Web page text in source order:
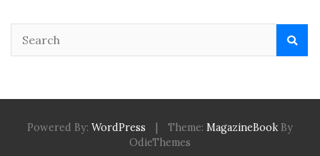
Powered By: WordPress Theme: MagazineBook By
OdieThemes